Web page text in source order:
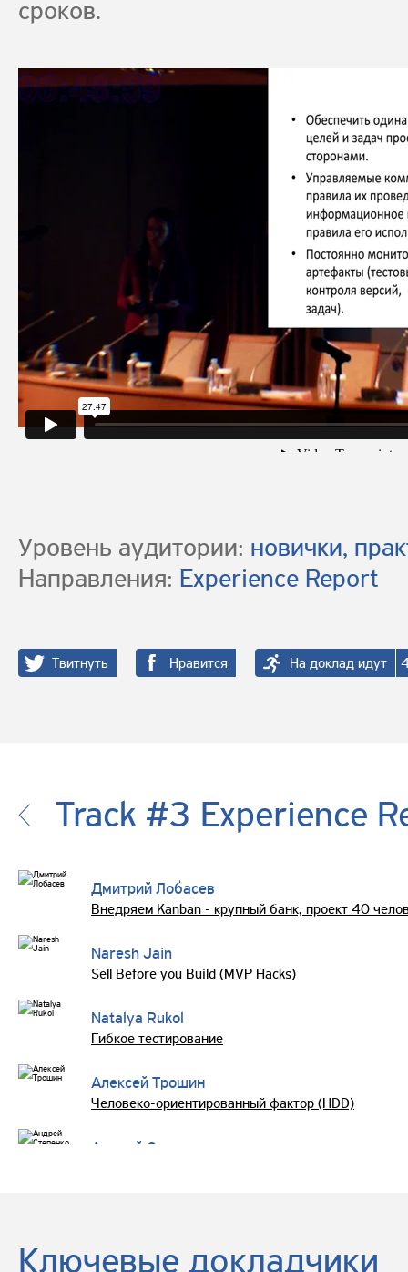
сроков.
Уровень аудитории: новички,
Направления: Experience Report
Твитнуть Нравится На доклад идут
Track #3 Experience
Дмитрий Лобасев
Внедряем Kanban - крупный банк, проект 40
Naresh Jain
Sell Before you Build (MVP Hacks)
Natalya Rukol
Гибкое тестирование
Алексей Трошин
Человеко-ориентированный фактор (HDD)
Андрей Степенко
Знакомство с SEMAT на практике
Ключевые докладчики